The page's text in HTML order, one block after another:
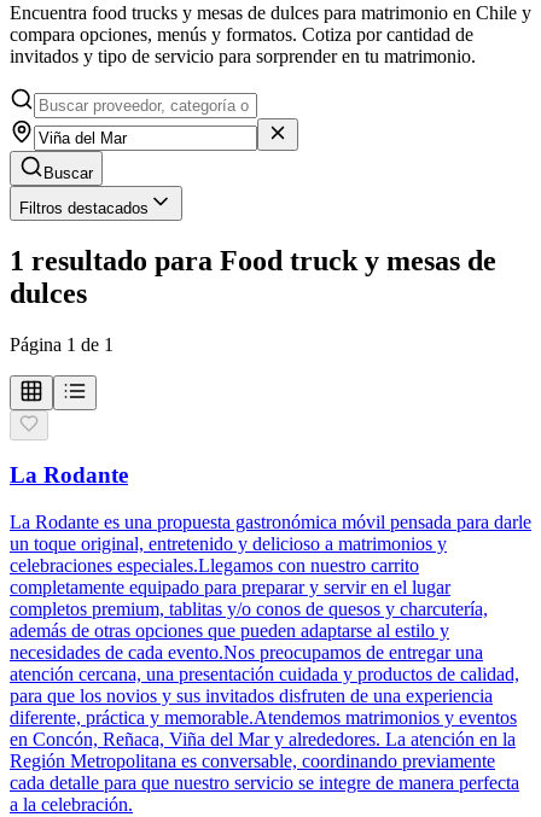
Encuentra food trucks y mesas de dulces para matrimonio en Chile y
compara opciones, menús y formatos. Cotiza por cantidad de
invitados y tipo de servicio para sorprender en tu matrimonio.
Buscar
Filtros destacados
1 resultado para Food truck y mesas de
dulces
Página 1 de 1
La Rodante
La Rodante es una propuesta gastronómica móvil pensada para darle
un toque original, entretenido y delicioso a matrimonios y
celebraciones especiales.Llegamos con nuestro carrito
completamente equipado para preparar y servir en el lugar
completos premium, tablitas y/o conos de quesos y charcutería,
además de otras opciones que pueden adaptarse al estilo y
necesidades de cada evento.Nos preocupamos de entregar una
atención cercana, una presentación cuidada y productos de calidad,
para que los novios y sus invitados disfruten de una experiencia
diferente, práctica y memorable.Atendemos matrimonios y eventos
en Concón, Reñaca, Viña del Mar y alrededores. La atención en la
Región Metropolitana es conversable, coordinando previamente
cada detalle para que nuestro servicio se integre de manera perfecta
a la celebración.